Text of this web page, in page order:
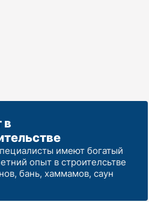
в
имеют богатый
опыт в строителсьтве
бань, хаммамов, саун